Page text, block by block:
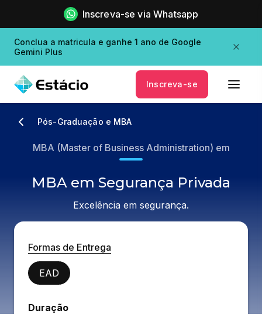
Inscreva-se via Whatsapp
Conclua a matricula e ganhe 1 ano de Google
Gemini Plus
Inscreva-se
Pós-Graduação e MBA
MBA (Master of Business Administration) em
MBA em Segurança Privada
Excelência em segurança.
Formas de Entrega
EAD
Duração